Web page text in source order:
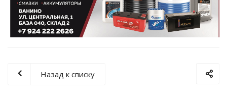
Назад к списку